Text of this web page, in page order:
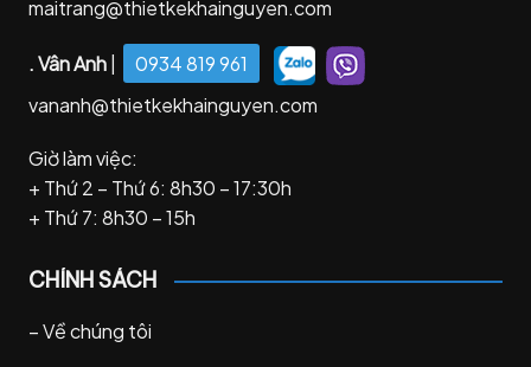
maitrang@thietkekhainguyen.com
. Vân Anh|
0934 819 961
vananh@thietkekhainguyen.com
Giờ làm việc:
+ Thứ 2 – Thứ 6: 8h30 – 17:30h
+ Thứ 7: 8h30 – 15h
CHÍNH SÁCH
–Về chúng tôi